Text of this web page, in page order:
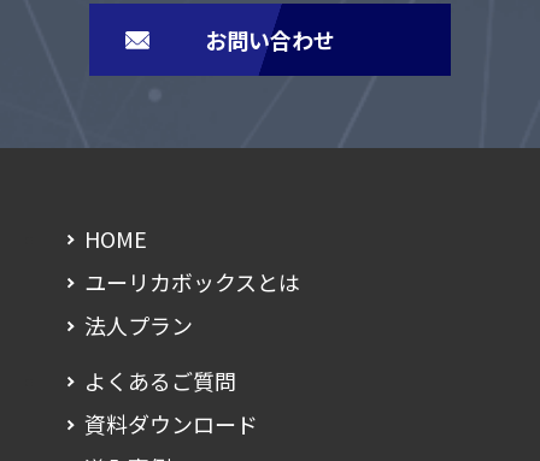
お問い合わせ
HOME
ユーリカボックスとは
法人プラン
よくあるご質問
資料ダウンロード